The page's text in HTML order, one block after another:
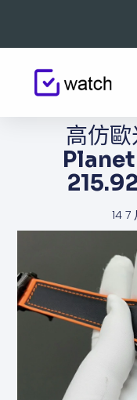
高仿
14 7